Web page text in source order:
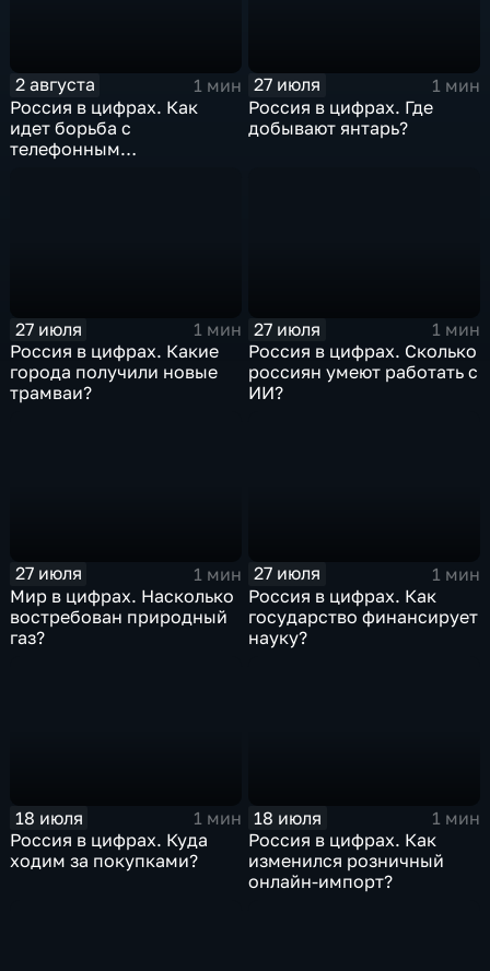
2 августа
1 мин
Россия в цифрах. Как
идет борьба с
телефонным
27 июля
1 мин
Россия в цифрах. Где
добывают янтарь?
27 июля
1 мин
Россия в цифрах. Какие
города получили новые
трамваи?
27 июля
1 мин
Россия в цифрах. Сколько
россиян умеют работать с
ИИ?
27 июля
1 мин
Мир в цифрах. Насколько
востребован природный
газ?
27 июля
1 мин
Россия в цифрах. Как
государство финансирует
науку?
18 июля
1 мин
Россия в цифрах. Куда
ходим за покупками?
18 июля
1 мин
Россия в цифрах. Как
изменился розничный
онлайн-импорт?